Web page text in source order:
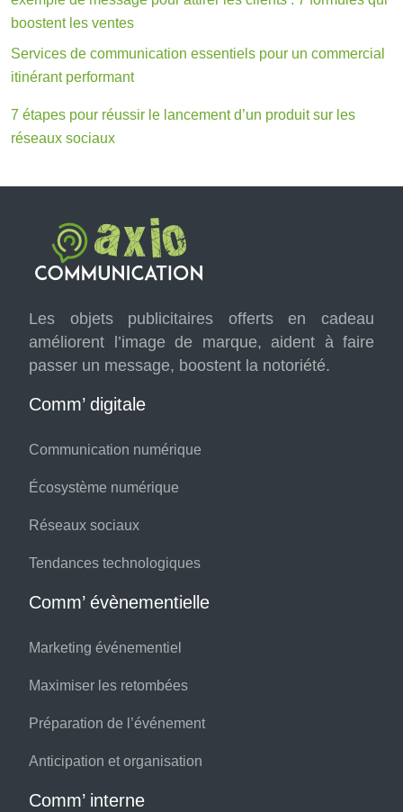
boostent les ventes
Services de communication essentiels pour un commercial
itinérant performant
7 étapes pour réussir le lancement d’un produit sur les
réseaux sociaux
Les objets publicitaires offerts en cadeau
améliorent l’image de marque, aident à faire
passer un message, boostent la notoriété.
Comm’ digitale
Communication numérique
Écosystème numérique
Réseaux sociaux
Tendances technologiques
Comm’ évènementielle
Marketing événementiel
Maximiser les retombées
Préparation de l’événement
Anticipation et organisation
Comm’ interne